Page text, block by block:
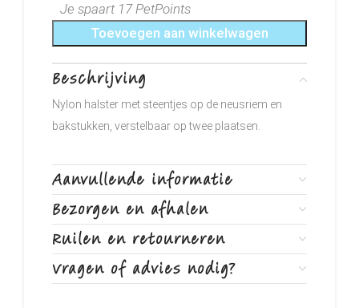
Je spaart 17 PetPoints
Toevoegen aan winkelwagen
Beschrijving
Nylon halster met steentjes op de neusriem en
bakstukken, verstelbaar op twee plaatsen.
Aanvullende informatie
Bezorgen en afhalen
Ruilen en retourneren
Vragen of advies nodig?